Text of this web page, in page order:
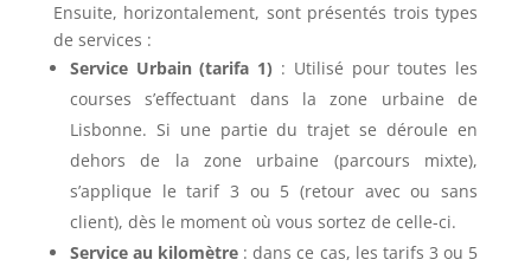
Ensuite, horizontalement, sont présentés trois types
de services :
Service Urbain (tarifa 1) : Utilisé pour toutes les
courses s’effectuant dans la zone urbaine de
Lisbonne. Si une partie du trajet se déroule en
dehors de la zone urbaine (parcours mixte),
s’applique le tarif 3 ou 5 (retour avec ou sans
client), dès le moment où vous sortez de celle-ci.
Service au kilomètre : dans ce cas, les tarifs 3 ou 5